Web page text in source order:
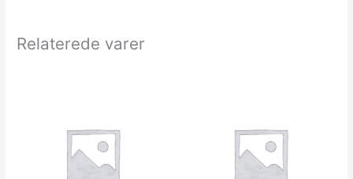
Relaterede varer